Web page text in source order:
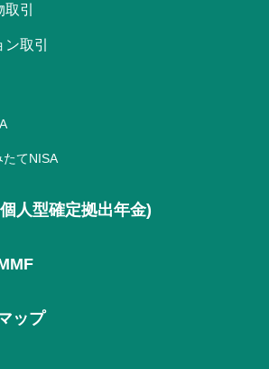
引
取引
たてNISA
人型確定拠出年金)
ップ